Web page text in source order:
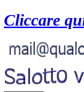
Cliccare